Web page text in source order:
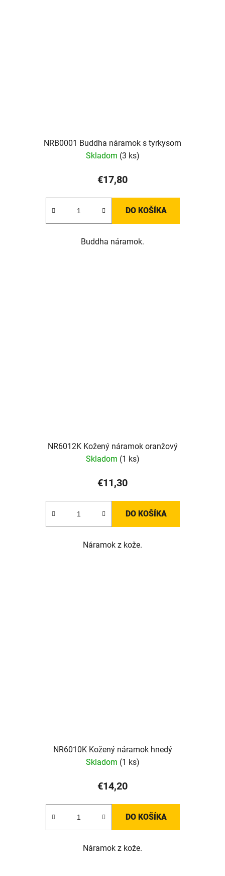
NRB0001 Buddha náramok s tyrkysom
Skladom (3 ks)
€17,80
DO KOŠÍKA
Buddha náramok.
NR6012K Kožený náramok oranžový
Skladom (1 ks)
€11,30
DO KOŠÍKA
Náramok z kože.
NR6010K Kožený náramok hnedý
Skladom (1 ks)
€14,20
DO KOŠÍKA
Náramok z kože.